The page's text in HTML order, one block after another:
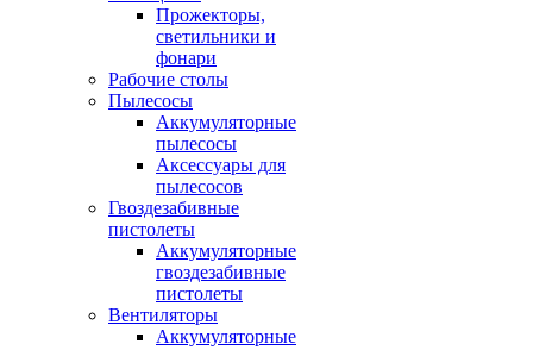
Прожекторы,
светильники и
фонари
Рабочие столы
Пылесосы
Аккумуляторные
пылесосы
Аксессуары для
пылесосов
Гвоздезабивные
пистолеты
Аккумуляторные
гвоздезабивные
пистолеты
Вентиляторы
Аккумуляторные